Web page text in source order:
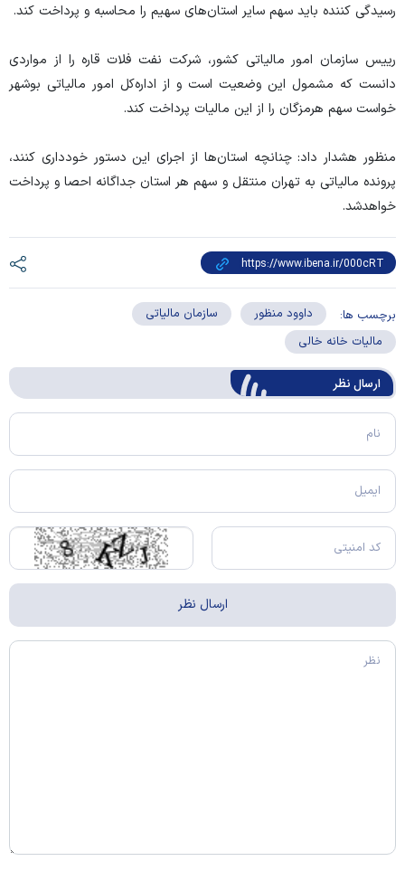
رسیدگی کننده باید سهم سایر استان‌های سهیم را محاسبه و پرداخت کند.
رییس سازمان امور مالیاتی کشور، شرکت نفت فلات قاره را از مواردی
دانست که مشمول این وضعیت است و از اداره‌کل امور مالیاتی بوشهر
خواست سهم هرمزگان را از این مالیات پرداخت کند.
منظور هشدار داد: چنانچه استان‌ها از اجرای این دستور خودداری کنند،
پرونده مالیاتی به تهران منتقل و سهم هر استان جداگانه احصا و پرداخت
خواهدشد.
برچسب ها: داوود منظور
سازمان مالیاتی
مالیات خانه خالی
ارسال‌ نظر